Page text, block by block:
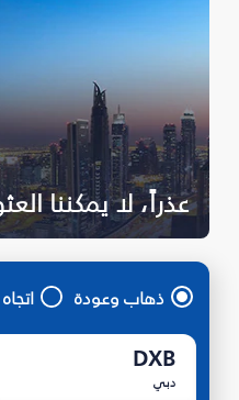
عذراً، لا يمكننا
ذهاب وعودة
DXB
دبي